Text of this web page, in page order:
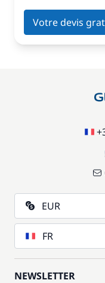
Votre devis
EUR
FR
NEWSLETTER